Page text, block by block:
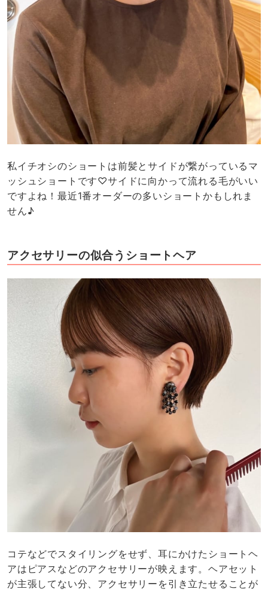
私イチオシのショートは前髪とサイドが繋がっているマ
ッシュショートです♡サイドに向かって流れる毛がいい
ですよね！最近1番オーダーの多いショートかもしれま
せん♪
アクセサリーの似合うショートヘア
コテなどでスタイリングをせず、耳にかけたショートヘ
アはピアスなどのアクセサリーが映えます。ヘアセット
が主張してない分、アクセサリーを引き立たせることが